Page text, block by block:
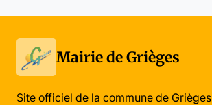
Mairie de Grièges
Site officiel de la commune de Grièges